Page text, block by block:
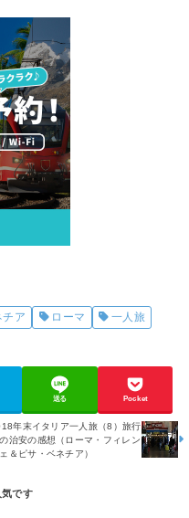
チア ローマ
一人旅
送る Pocket
年末イタリア一人旅（8）旅行
治安の感想（ローマ・フィレン
＆ピサ・ベネチア）